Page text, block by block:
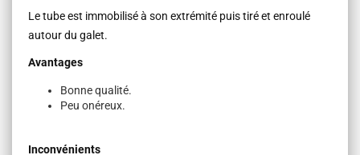
Le tube est immobilisé à son extrémité puis tiré et enroulé
autour du galet.
Avantages
Bonne qualité.
Peu onéreux.
Inconvénients